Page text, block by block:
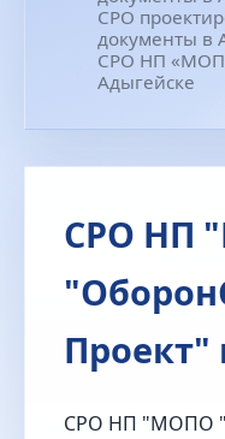
СРО
документы в
СРО НП
Адыгейске
СРО НП
Проект"
СРО НП "МОПО